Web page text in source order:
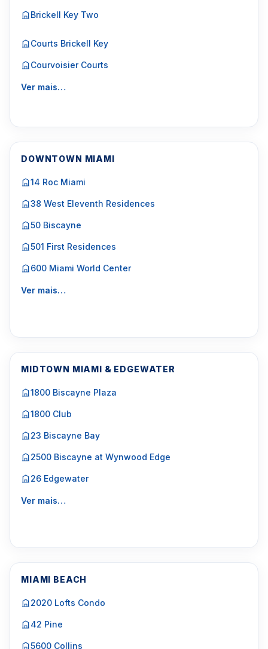
Brickell Key Two
Courts Brickell Key
Courvoisier Courts
Ver mais…
DOWNTOWN MIAMI
14 Roc Miami
38 West Eleventh Residences
50 Biscayne
501 First Residences
600 Miami World Center
Ver mais…
MIDTOWN MIAMI & EDGEWATER
1800 Biscayne Plaza
1800 Club
23 Biscayne Bay
2500 Biscayne at Wynwood Edge
26 Edgewater
Ver mais…
MIAMI BEACH
2020 Lofts Condo
42 Pine
5600 Collins